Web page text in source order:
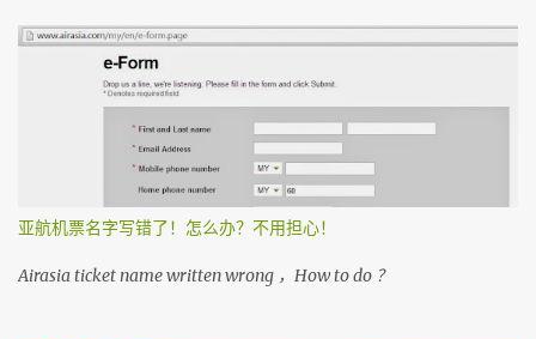
亚航机票名字写错了！怎么办？不用担心！
Airasia ticket name written wrong ，How to do ？